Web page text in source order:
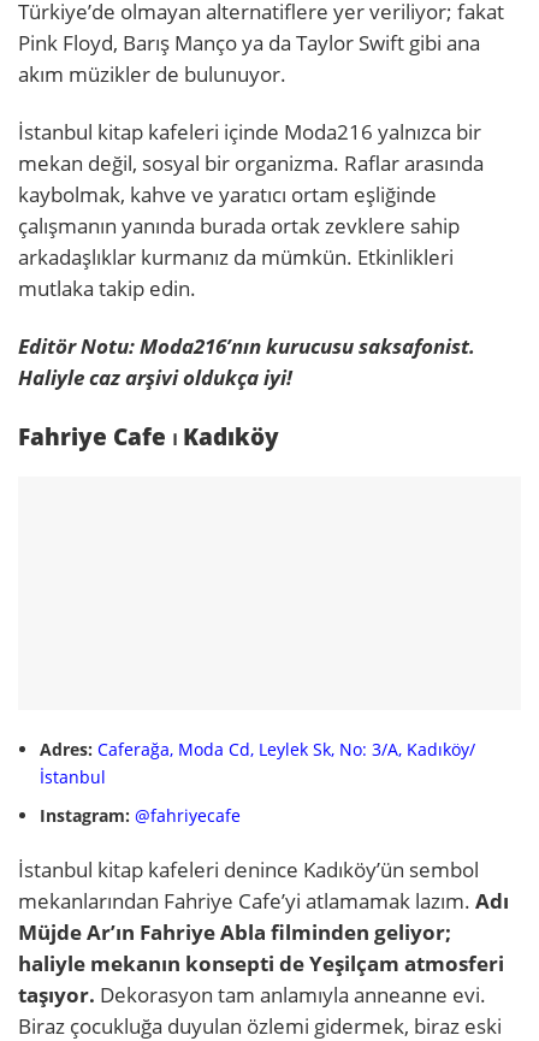
Türkiye’de olmayan alternatiflere yer veriliyor; fakat
Pink Floyd, Barış Manço ya da Taylor Swift gibi ana
akım müzikler de bulunuyor.
İstanbul kitap kafeleri içinde Moda216 yalnızca bir
mekan değil, sosyal bir organizma. Raflar arasında
kaybolmak, kahve ve yaratıcı ortam eşliğinde
çalışmanın yanında burada ortak zevklere sahip
arkadaşlıklar kurmanız da mümkün. Etkinlikleri
mutlaka takip edin.
Editör Notu:Moda216’nın kurucusu saksafonist.
Haliyle caz arşivi oldukça iyi!
Fahriye Cafe ⏐ Kadıköy
Adres:Caferağa, Moda Cd, Leylek Sk, No: 3/A, Kadıköy/
İstanbul
Instagram:@fahriyecafe
İstanbul kitap kafeleri denince Kadıköy’ün sembol
mekanlarından Fahriye Cafe’yi atlamamak lazım. Adı
Müjde Ar’ın Fahriye Abla filminden geliyor;
haliyle mekanın konsepti de Yeşilçam atmosferi
taşıyor. Dekorasyon tam anlamıyla anneanne evi.
Biraz çocukluğa duyulan özlemi gidermek, biraz eski